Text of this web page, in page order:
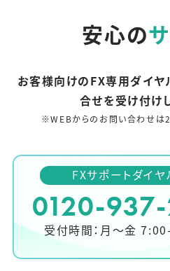
安心の
お客様向けのFX専用ダイヤ
合せを受け付け
※WEBからのお問い合わせは
FXサポートダイヤ
0120-
受付時間：月～金